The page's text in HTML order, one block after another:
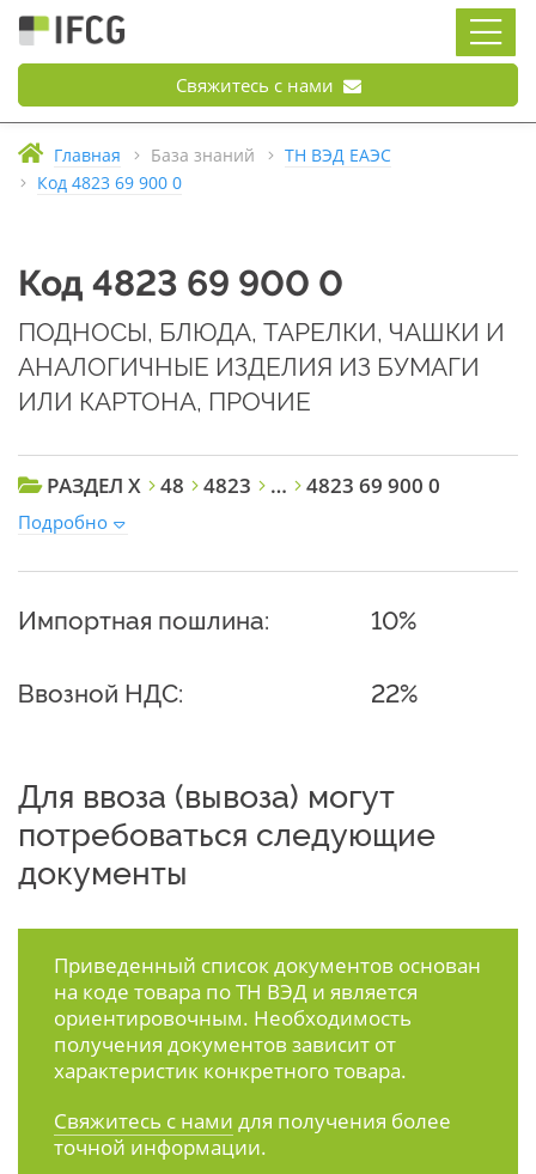
Свяжитесь с нами
Главная База знаний
ТН ВЭД ЕАЭС
Код 4823 69 900 0
Код 4823 69 900 0
ПОДНОСЫ, БЛЮДА, ТАРЕЛКИ, ЧАШКИ И
АНАЛОГИЧНЫЕ ИЗДЕЛИЯ ИЗ БУМАГИ
ИЛИ КАРТОНА, ПРОЧИЕ
РАЗДЕЛ X 48 4823 … 4823 69 900 0
Подробно
Импортная пошлина: 10%
Ввозной НДС: 22%
Для ввоза (вывоза) могут
потребоваться следующие
документы
Приведенный список документов основан
на коде товара по ТН ВЭД и является
ориентировочным. Необходимость
получения документов зависит от
характеристик конкретного товара.
Свяжитесь с нами для получения более
точной информации.